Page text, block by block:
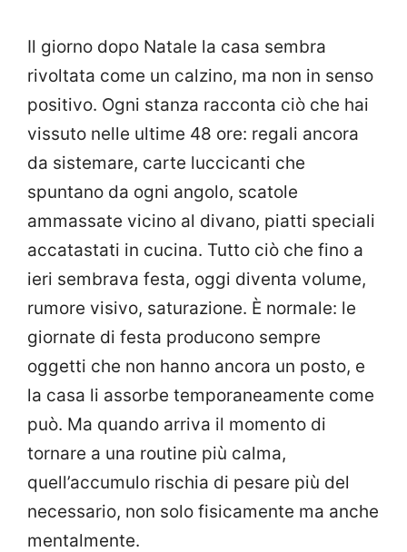
Il giorno dopo Natale la casa sembra
rivoltata come un calzino, ma non in senso
positivo. Ogni stanza racconta ciò che hai
vissuto nelle ultime 48 ore: regali ancora
da sistemare, carte luccicanti che
spuntano da ogni angolo, scatole
ammassate vicino al divano, piatti speciali
accatastati in cucina. Tutto ciò che fino a
ieri sembrava festa, oggi diventa volume,
rumore visivo, saturazione. È normale: le
giornate di festa producono sempre
oggetti che non hanno ancora un posto, e
la casa li assorbe temporaneamente come
può. Ma quando arriva il momento di
tornare a una routine più calma,
quell’accumulo rischia di pesare più del
necessario, non solo fisicamente ma anche
mentalmente.